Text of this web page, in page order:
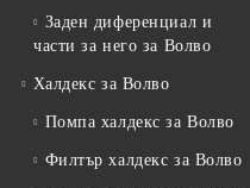
Заден диференциал и
части за него за Волво
Халдекс за Волво
Помпа халдекс за Волво
Филтър халдекс за Волво